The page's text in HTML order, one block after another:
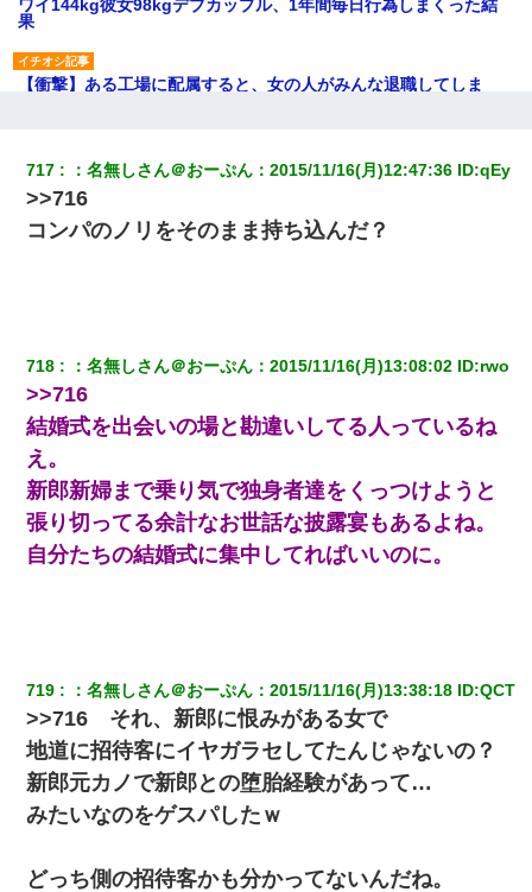
ワイ144kg彼女98kgデブカップル、1年間毎日行為しまくった結
果
【衝撃】ある工場に配属すると、女の人がみんな退職してしま
ミスした新人(
)に冗談で「行為させてくれたら許してあげる」
って言ったら・・・
夫の友達がBBQを定期的に開催して夫婦で参加してたんだけど、
女性側のリーダーみたいな人に「BBQは友達とやりなよ！」と言
われて…
クラスで一人無口で誰とも話さない男子がいた。→修学旅行に来
なかったその男子に女子達がお土産を渡した。5分後…
嫁が涙声で『会いたいね』とか言っているのが聞こえた。俺「こ
んな時間に誰と電話してんの？」嫁「ごめんなさい…！（大号
泣」俺（キターー）→
高1のとき男に襲われ、不妊の叔母に頼まれて出産。→叔母夫婦が
養子縁組してアメリカに子供を連れ帰った。→9・11で叔母夫婦が
亡くなってしまい…
嘘をついてフリン旅行へ出かけた嫁→翌日、嫁「ただいま～」旦
那「娘がシんだよ。何度も連絡したのに…」嫁「えっ」→なん
717 ：名無しさん＠おーぷん ：2015/11/16(月)12:47:36 ID:qEy
>>716
コンパのノリをそのまま持ち込んだ？
718 ：名無しさん＠おーぷん ：2015/11/16(月)13:08:02 ID:rwo
>>716
結婚式を出会いの場と勘違いしてる人っているね
え。
新郎新婦まで乗り気で独身者達をくっつけようと
張り切ってる余計なお世話な披露宴もあるよね。
自分たちの結婚式に集中してればいいのに。
719 ：名無しさん＠おーぷん ：2015/11/16(月)13:38:18 ID:QCT
>>716 それ、新郎に恨みがある女で
地道に招待客にイヤガラセしてたんじゃないの？
新郎元カノで新郎との堕胎経験があって…
みたいなのをゲスパしたｗ
どっち側の招待客かも分かってないんだね。